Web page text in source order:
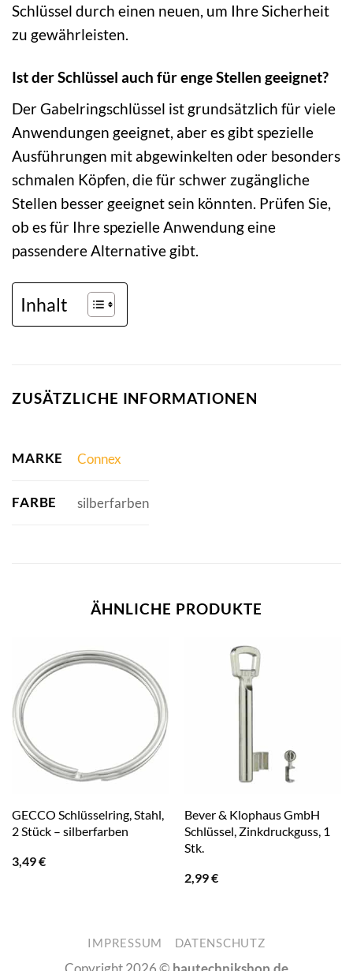
Schlüssel durch einen neuen, um Ihre Sicherheit
zu gewährleisten.
Ist der Schlüssel auch für enge Stellen geeignet?
Der Gabelringschlüssel ist grundsätzlich für viele
Anwendungen geeignet, aber es gibt spezielle
Ausführungen mit abgewinkelten oder besonders
schmalen Köpfen, die für schwer zugängliche
Stellen besser geeignet sein könnten. Prüfen Sie,
ob es für Ihre spezielle Anwendung eine
passendere Alternative gibt.
Inhalt
ZUSÄTZLICHE INFORMATIONEN
MARKE Connex
FARBE silberfarben
ÄHNLICHE PRODUKTE
GECCO Schlüsselring, Stahl,
2 Stück – silberfarben
3,49€
Bever & Klophaus GmbH
Schlüssel, Zinkdruckguss, 1
Stk.
2,99€
IMPRESSUM DATENSCHUTZ